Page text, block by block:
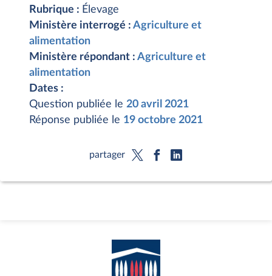
Rubrique : Élevage
Ministère interrogé : Agriculture et
alimentation
Ministère répondant : Agriculture et
alimentation
Dates :
Question publiée le 20 avril 2021
Réponse publiée le 19 octobre 2021
partager